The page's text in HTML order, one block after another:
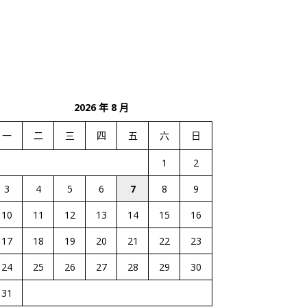
2026 年 8 月
一 二 三 四 五 六 日
1
2
3
4 5 6 7 8
9
10
11 12 13 14 15
16
17
18 19 20 21 22
23
24
25 26 27 28 29
30
31